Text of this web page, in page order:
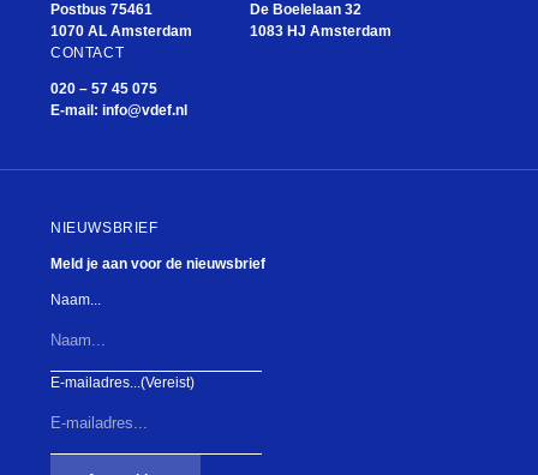
Postbus 75461
1070 AL Amsterdam
De Boelelaan 32
1083 HJ Amsterdam
CONTACT
020 – 57 45 075
E-mail: info@vdef.nl
NIEUWSBRIEF
Meld je aan voor de nieuwsbrief
Naam...
E-mailadres...(Vereist)